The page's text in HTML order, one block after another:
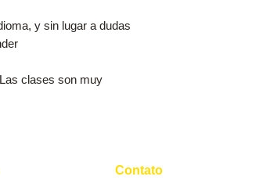
y ​​sin lugar a dudas
clases son muy
Contato